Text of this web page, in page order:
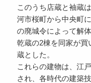
このうち店蔵と袖蔵
河市桜町から中央町
の廃城令によって解
乾蔵の2棟を同家が買
蔵とした。
これらの建物は、江
され、各時代の建築